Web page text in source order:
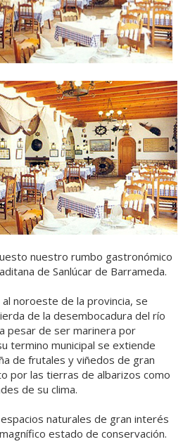
nuestro rumbo gastronómico
de Sanlúcar de Barrameda.
noroeste de la provincia, se
de la desembocadura del río
pesar de ser marinera por
termino municipal se extiende
de frutales y viñedos de gran
por las tierras de albarizos como
de su clima.
naturales de gran interés
estado de conservación.